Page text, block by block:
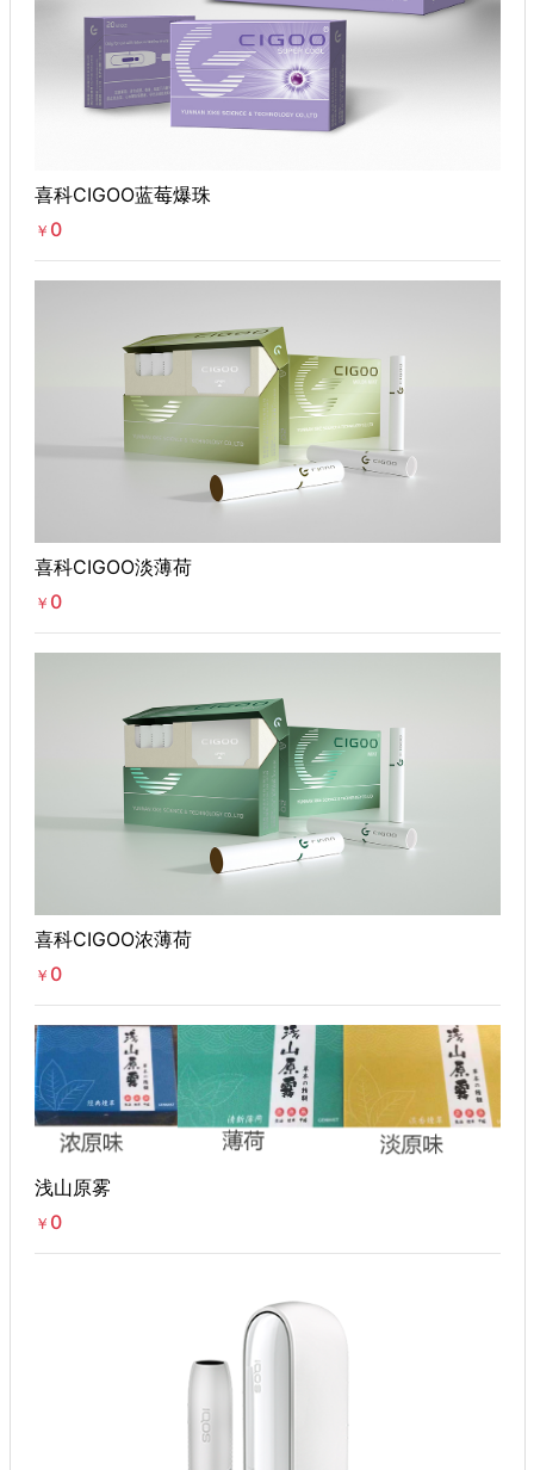
喜科CIGOO蓝莓爆珠
￥ 0
喜科CIGOO淡薄荷
￥ 0
喜科CIGOO浓薄荷
￥ 0
浅山原雾
￥ 0